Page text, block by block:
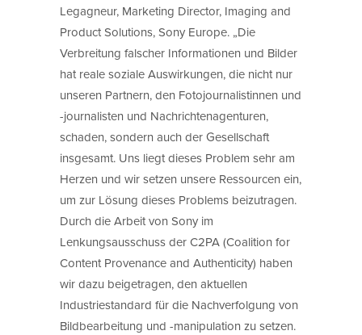
Legagneur, Marketing Director, Imaging and
Product Solutions, Sony Europe. „Die
Verbreitung falscher Informationen und Bilder
hat reale soziale Auswirkungen, die nicht nur
unseren Partnern, den Fotojournalistinnen und
-journalisten und Nachrichtenagenturen,
schaden, sondern auch der Gesellschaft
insgesamt. Uns liegt dieses Problem sehr am
Herzen und wir setzen unsere Ressourcen ein,
um zur Lösung dieses Problems beizutragen.
Durch die Arbeit von Sony im
Lenkungsausschuss der C2PA (Coalition for
Content Provenance and Authenticity) haben
wir dazu beigetragen, den aktuellen
Industriestandard für die Nachverfolgung von
Bildbearbeitung und -manipulation zu setzen.